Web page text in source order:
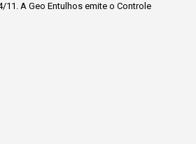
A Geo Entulhos emite o Controle